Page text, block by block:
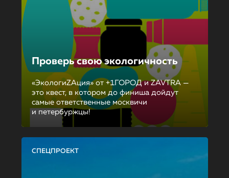
Проверь свою экологичность
«ЭкологиZAция» от +1ГОРОД и ZAVTRA —
это квест, в котором до финиша дойдут
самые ответственные москвичи
и петербуржцы!
СПЕЦПРОЕКТ